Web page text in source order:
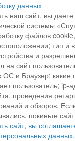
данных
наш сайт, вы даете
системы
файлов cookie,
тип и
и
на сайт
ОС и Браузер; какие
пользователь; ip-
проведения
и обзоров.
покиньте сайт.
сайт, вы
данных.